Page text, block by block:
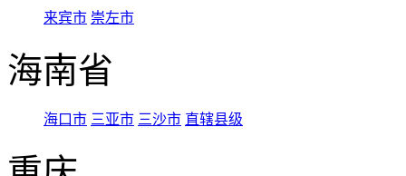
来宾市 崇左市
海南省
海口市 三亚市 三沙市 直辖县级